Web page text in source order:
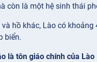
còn là một hệ sinh thái
hồ khác, Lào có khoảng
biển.
là tôn giáo chính của Lào